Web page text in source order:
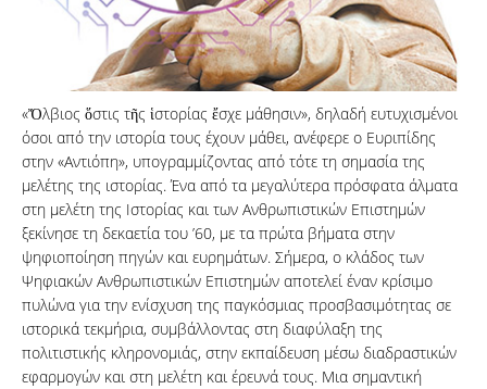
«Ὄλβιος ὅστις τῆς ἱστορίας ἔσχε μάθησιν», δηλαδή ευτυχισμένοι
όσοι από την ιστορία τους έχουν μάθει, ανέφερε ο Ευριπίδης
στην «Αντιόπη», υπογραμμίζοντας από τότε τη σημασία της
μελέτης της ιστορίας. Ένα από τα μεγαλύτερα πρόσφατα άλματα
στη μελέτη της Ιστορίας και των Ανθρωπιστικών Επιστημών
ξεκίνησε τη δεκαετία του ’60, με τα πρώτα βήματα στην
ψηφιοποίηση πηγών και ευρημάτων. Σήμερα, ο κλάδος των
Ψηφιακών Ανθρωπιστικών Επιστημών αποτελεί έναν κρίσιμο
πυλώνα για την ενίσχυση της παγκόσμιας προσβασιμότητας σε
ιστορικά τεκμήρια, συμβάλλοντας στη διαφύλαξη της
πολιτιστικής κληρονομιάς, στην εκπαίδευση μέσω διαδραστικών
εφαρμογών και στη μελέτη και έρευνά τους. Μια σημαντική